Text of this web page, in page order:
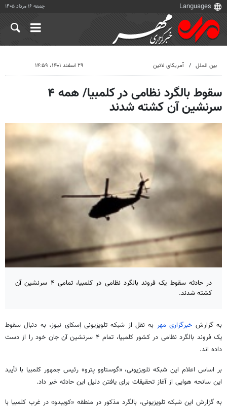
جمعه ۱۶ مرداد ۱۴۰۵
بین الملل آمریکای لاتین ۲۹ اسفند ۱۴۰۱، ۱۴:۵۹
سقوط بالگرد نظامی در کلمبیا/ همه ۴
سرنشین آن کشته شدند
در حادثه سقوط یک فروند بالگرد نظامی در کلمبیا، تمامی ۴ سرنشین آن
کشته شدند.
به گزارش خبرگزاری مهر به نقل از شبکه تلویزیونی اِسکای نیوز، به دنبال سقوط
یک فروند بالگرد نظامی در کشور کلمبیا، تمام ۴ سرنشین آن جان خود را از دست
داده اند.
بر اساس اعلام این شبکه تلویزیونی، «گوستاوو پترو» رئیس‌ جمهور کلمبیا با تأیید
این سانحه هوایی از آغاز تحقیقات برای یافتن دلیل این حادثه خبر داد.
به گزارش این شبکه تلویزیونی، بالگرد مذکور در منطقه «کویبدو» در غرب کلمبیا با